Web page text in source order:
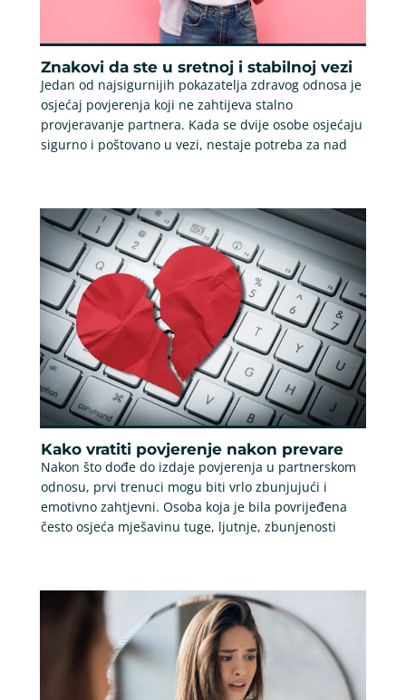
Znakovi da ste u sretnoj i stabilnoj vezi
Jedan od najsigurnijih pokazatelja zdravog odnosa je
osjećaj povjerenja koji ne zahtijeva stalno
provjeravanje partnera. Kada se dvije osobe osjećaju
sigurno i poštovano u vezi, nestaje potreba za nad
Kako vratiti povjerenje nakon prevare
Nakon što dođe do izdaje povjerenja u partnerskom
odnosu, prvi trenuci mogu biti vrlo zbunjujući i
emotivno zahtjevni. Osoba koja je bila povrijeđena
često osjeća mješavinu tuge, ljutnje, zbunjenosti